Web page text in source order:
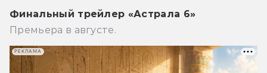
Финальный трейлер «Астрала 6»
Премьера в августе.
РЕКЛАМА